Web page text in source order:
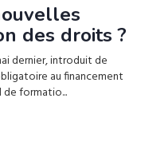
des droits ?
dernier, introduit de
au financement
formatio...